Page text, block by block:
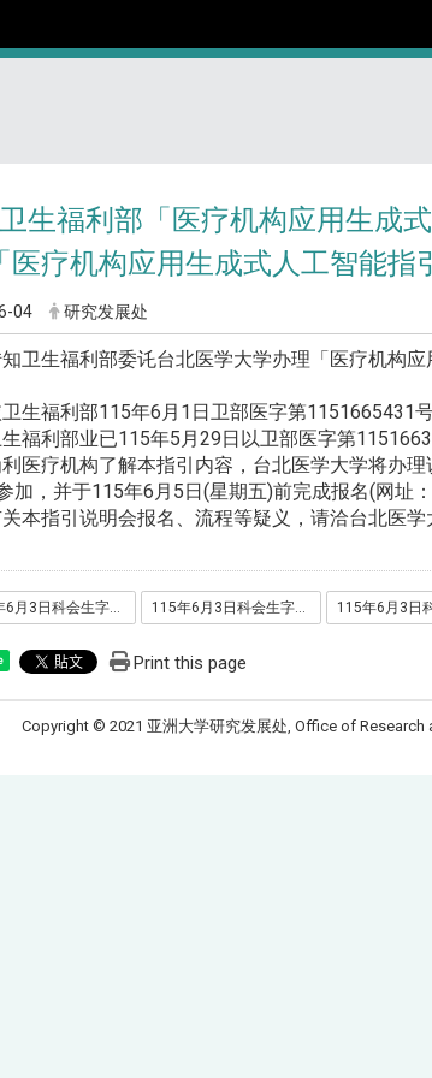
生福利部「医疗机构应用生成
医疗机构应用生成式人工智能指
04 研究发展处
卫生福利部委讬台北医学大学办理「医疗机构应
生福利部115年6月1日卫部医字第1151665431号
福利部业已115年5月29日以卫部医字第
医疗机构了解本指引内容，台北医学大学将办
加，并于115年6月5日(星期五)前完成报名(网址
本指引说明会报名、流程等疑义，请洽台北医
115年6月3日科会生字第1150035107号函 115年6月3日科会生字第1150035107号函_附件
Print this page
Copyright © 2021 亚洲大学研究发展处, Office of Research